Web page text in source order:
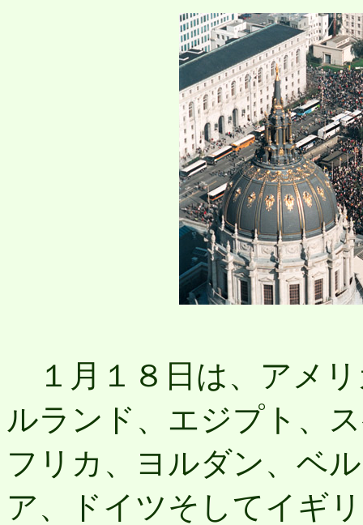
１月１８日は、アメ
ルランド、エジプト、
フリカ、ヨルダン、ベ
ア、ドイツそしてイギ